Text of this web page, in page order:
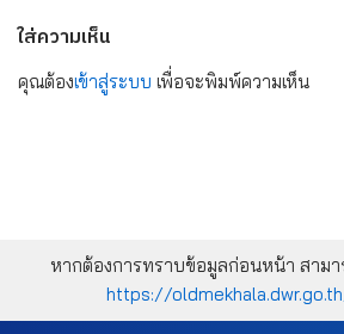
ใส่ความเห็น
คุณต้องเข้าสู่ระบบ เพื่อจะพิมพ์ความเห็น
หากต้องการทราบข้อมูลก่อนหน้า สามา
https://